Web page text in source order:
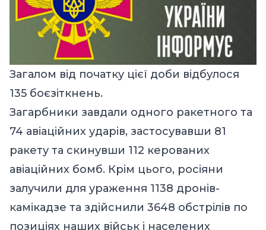
Загалом від початку цієї доби відбулося
135 боєзіткнень.
Загарбники завдали одного ракетного та
74 авіаційних ударів, застосувавши 81
ракету та скинувши 112 керованих
авіаційних бомб. Крім цього, росіяни
залучили для ураження 1138 дронів-
камікадзе та здійснили 3648 обстрілів по
позиціях наших військ і населених